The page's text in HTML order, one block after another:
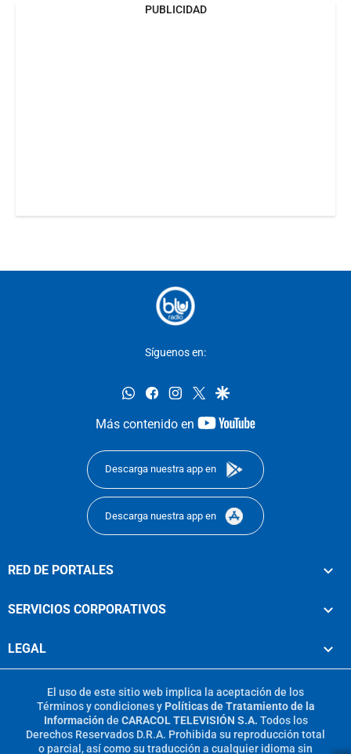
PUBLICIDAD
Síguenos en:
whatsappfacebookinstagram
twittergoogle
Más contenido en
youtube-
Descarga nuestra app en
Descarga nuestra app en
RED DE PORTALES
SERVICIOS CORPORATIVOS
LEGAL
El uso de este sitio web implica la aceptación de los
Términos y condicionesy Políticas de Tratamiento de la
Información de CARACOL TELEVISIÓN S.A. Todos los
Derechos Reservados D.R.A. Prohibida su reproducción total
o parcial, así como su traducción a cualquier idioma sin